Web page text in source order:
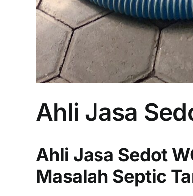
Ahli Jasa
Ahli Jasa Sedot
Masalah Septic